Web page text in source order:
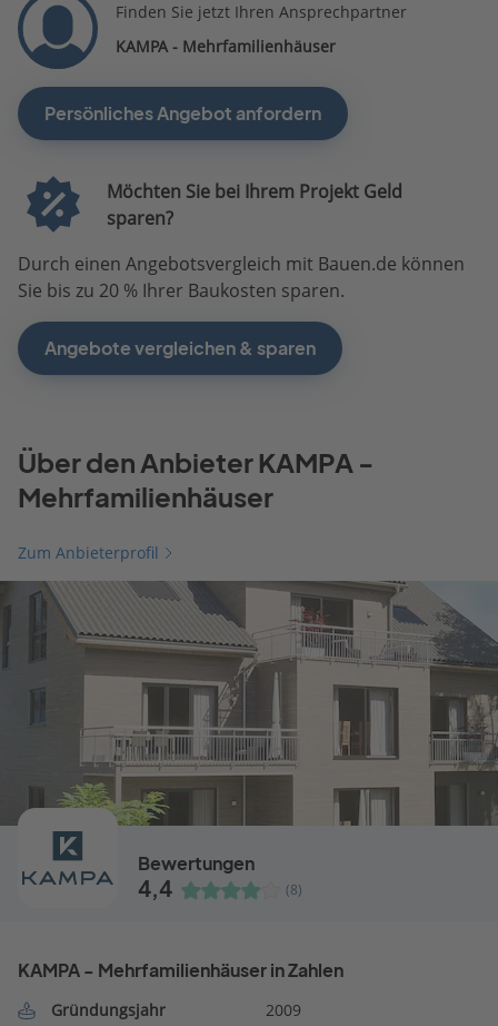
Finden Sie jetzt Ihren Ansprechpartner
KAMPA - Mehrfamilienhäuser
Persönliches Angebot anfordern
Möchten Sie bei Ihrem Projekt Geld
sparen?
Durch einen Angebotsvergleich mit Bauen.de können
Sie bis zu 20 % Ihrer Baukosten sparen.
Angebote vergleichen & sparen
Über den Anbieter KAMPA -
Mehrfamilienhäuser
Zum Anbieterprofil
Bewertungen
4,4 (8)
KAMPA - Mehrfamilienhäuser in Zahlen
Gründungsjahr
2009